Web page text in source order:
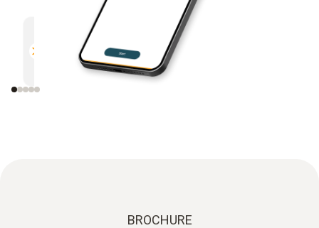
Polyvalente
Compatible avec tous les appareils
de mesure Bluetooth de Testo
BROCHURE